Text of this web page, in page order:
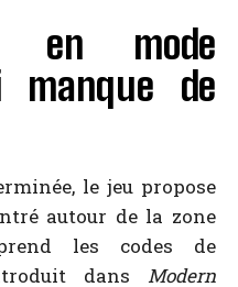
en mode
manque de
le jeu propose
autour de la zone
les codes de
dans Modern